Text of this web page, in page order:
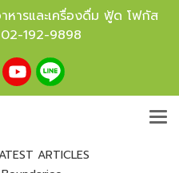
หารและเครื่องดื่ม ฟู้ด โฟกัส
02-192-9898
ARTICLES